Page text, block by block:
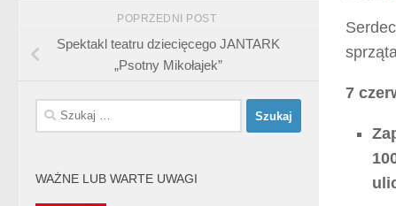
7
POPRZEDNI POST
Spektakl teatru dziecięcego JANTARK
„Psotny Mikołajek”
Szukaj:
WAŻNE LUB WARTE UWAGI